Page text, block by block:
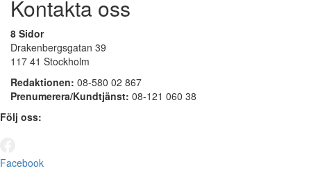
Kontakta oss
8 Sidor
Drakenbergsgatan 39
117 41 Stockholm
Redaktionen: 08-580 02 867
Prenumerera/Kundtjänst: 08-121 060 38
Följ oss:
Facebook